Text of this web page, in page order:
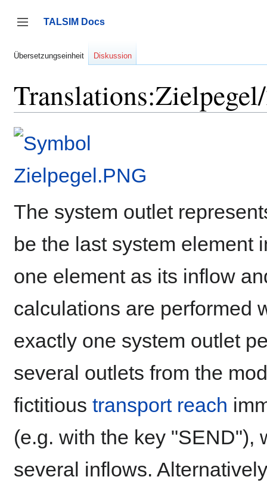
springen
Seitenleiste umschalten
TALSIM Docs
Übersetzungseinheit Diskussion
The system outlet
be the last system element
one element as its inflow
calculations are performed
exactly one system outlet
several outlets from the
fictitious transport reach
(e.g. with the key "SEND"),
several inflows.